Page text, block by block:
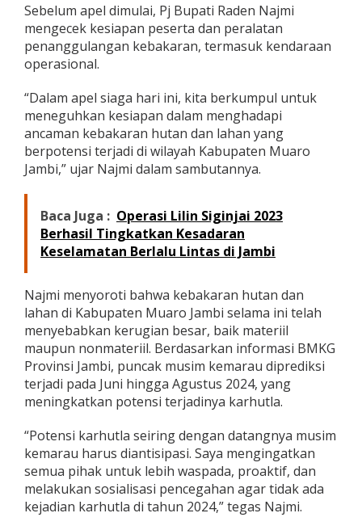
a
n
g
a
a
r
h
u
t
l
0
2
4
Sebelum apel dimulai, Pj Bupati Raden Najmi
mengecek kesiapan peserta dan peralatan
penanggulangan kebakaran, termasuk kendaraan
operasional.
“Dalam apel siaga hari ini, kita berkumpul untuk
meneguhkan kesiapan dalam menghadapi
ancaman kebakaran hutan dan lahan yang
berpotensi terjadi di wilayah Kabupaten Muaro
Jambi,” ujar Najmi dalam sambutannya.
Baca Juga : Operasi Lilin Siginjai 2023
Berhasil Tingkatkan Kesadaran
Keselamatan Berlalu Lintas di Jambi
Najmi menyoroti bahwa kebakaran hutan dan
lahan di Kabupaten Muaro Jambi selama ini telah
menyebabkan kerugian besar, baik materiil
maupun nonmateriil. Berdasarkan informasi BMKG
Provinsi Jambi, puncak musim kemarau diprediksi
terjadi pada Juni hingga Agustus 2024, yang
meningkatkan potensi terjadinya karhutla.
“Potensi karhutla seiring dengan datangnya musim
kemarau harus diantisipasi. Saya mengingatkan
semua pihak untuk lebih waspada, proaktif, dan
melakukan sosialisasi pencegahan agar tidak ada
kejadian karhutla di tahun 2024,” tegas Najmi.